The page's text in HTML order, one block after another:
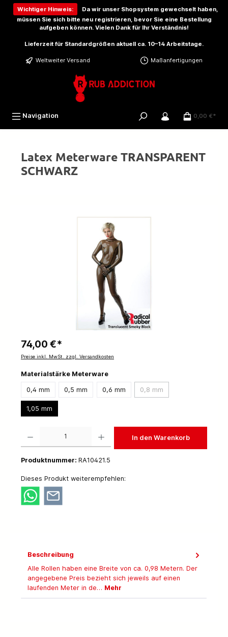
springen
Wichtiger Hinweis:
Da wir unser Shopsystem gewechselt haben,
müssen Sie sich bitte neu registrieren, bevor Sie eine Bestellung
aufgeben können. Vielen Dank für Ihr Verständnis!
Lieferzeit für Standardgrößen aktuell ca. 10–14 Arbeitstage.
Weltweiter Versand Maßanfertigungen
Navigation 0,00 €*
Latex Meterware TRANSPARENT
SCHWARZ
74,00 €*
Preise inkl. MwSt. zzgl. Versandkosten
Materialstärke Meterware
0,4 mm 0,5 mm 0,6 mm 0,8 mm
1,05 mm
In den Warenkorb
Produktnummer: RA10421.5
Dieses Produkt weiterempfehlen:
Beschreibung
Alle Rollen haben eine Breite von ca. 0,98 Metern. Der
angegebene Preis bezieht sich jeweils auf einen
laufenden Meter in de… Mehr